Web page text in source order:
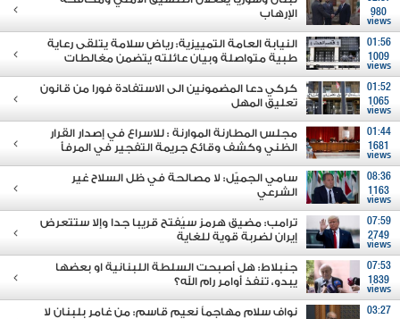
980
views
الإرهاب
01:56
1009
views
النيابة العامة التمييزية: رياض سلامة يتلقى رعاية
طبية متواصلة وبيان عائلته يتضمن مغالطات
01:52
1065
views
كركي دعا المضمونين الى الاستفادة فورا من قانون
تعليق المهل
01:44
1681
views
مجلس المطارنة الموارنة : للاسراع في إصدار القرار
الظني وكشف وقائع جريمة التفجير في المرفأ
08:36
1163
views
سامي الجميّل: لا مصالحة في ظل السلاح غير
الشرعي
07:59
2749
views
ترامب: مضيق هرمز سيُفتح قريبا جدا وإلا ستتعرض
إيران لضربة قوية للغاية
07:53
1839
views
جنبلاط: هل أصبحت السلطة اللبنانية او بعضها
يبدو، تنفذ أوامر رام الله؟
03:27
نواف سلام مهاجماً نعيم قاسم: من غامر بلبنان لا